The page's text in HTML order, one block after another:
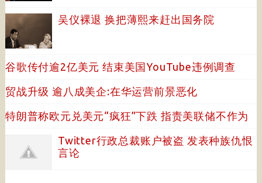
吴仪裸退 换把薄熙来赶出国务院
谷歌传付逾2亿美元 结束美国YouTube违例调查
贸战升级 逾八成美企:在华运营前景恶化
特朗普称欧元兑美元“疯狂”下跌 指责美联储不作为
Twitter行政总裁账户被盗 发表种族仇恨
言论